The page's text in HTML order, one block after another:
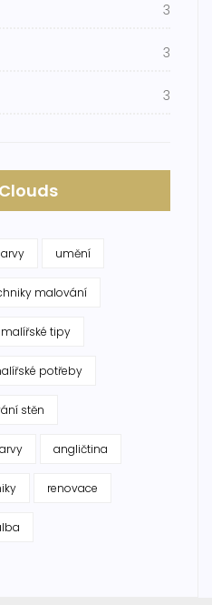
3
3
3
umění
malování
malířské tipy
potřeby
stěn
angličtina
renovace